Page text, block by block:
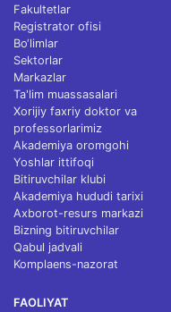
Fakultetlar
Registrator ofisi
Bo‘limlar
Sektorlar
Markazlar
Ta'lim muassasalari
Xorijiy faxriy doktor va
professorlarimiz
Akademiya oromgohi
Yoshlar ittifoqi
Bitiruvchilar klubi
Akademiya hududi tarixi
Axborot-resurs markazi
Bizning bitiruvchilar
Qabul jadvali
Komplaens-nazorat
FAOLIYAT